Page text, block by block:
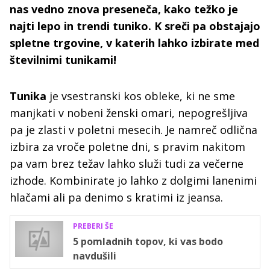
nas vedno znova preseneča, kako težko je
najti lepo in trendi tuniko. K sreči pa obstajajo
spletne trgovine, v katerih lahko izbirate med
številnimi tunikami!
Tunika je vsestranski kos obleke, ki ne sme
manjkati v nobeni ženski omari, nepogrešljiva
pa je zlasti v poletni mesecih. Je namreč odlična
izbira za vroče poletne dni, s pravim nakitom
pa vam brez težav lahko služi tudi za večerne
izhode. Kombinirate jo lahko z dolgimi lanenimi
hlačami ali pa denimo s kratimi iz jeansa.
PREBERI ŠE
5 pomladnih topov, ki vas bodo
navdušili